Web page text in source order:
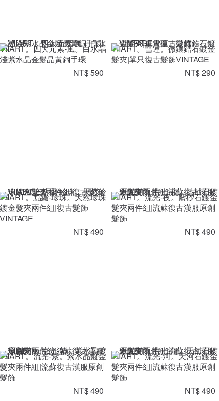
VIIART。四大元素-風。白水晶
淺紫水晶金髮晶黃銅手環
NT$ 590
VIIART。雪蓮。微鑲鋯石鍍金
髮夾|單只復古髮飾VINTAGE
NT$ 290
VIIART。點綴-珍珠。天然珍珠
鍍金髮夾兩件組|復古髮飾
VINTAGE
NT$ 490
VIIART。流光-夜。藍砂石鍍金
髮夾兩件組|流蘇復古漢服原創
髮飾
NT$ 490
VIIART。流光-紫。紫水晶鍍金
髮夾兩件組|流蘇復古漢服原創
髮飾
NT$ 490
VIIART。流光-河。天河石鍍金
髮夾兩件組|流蘇復古漢服原創
髮飾
NT$ 490